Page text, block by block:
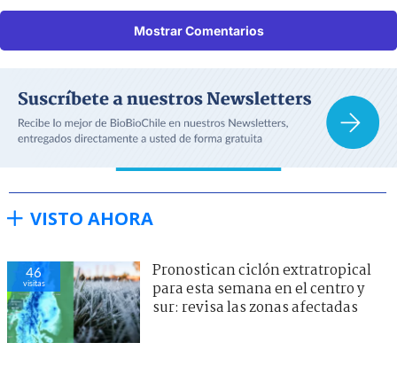
Mostrar Comentarios
VISTO AHORA
46
visitas
Pronostican ciclón extratropical
para esta semana en el centro y
sur: revisa las zonas afectadas